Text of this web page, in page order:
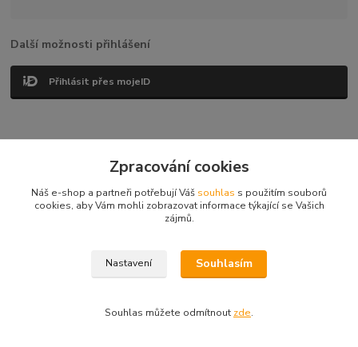
Další možnosti přihlášení
Přihlásit přes mojeID
Vytvořeno na Eshop-rychle.cz
Zpracování cookies
Náš e-shop a partneři potřebují Váš souhlas s použitím souborů
cookies, aby Vám mohli zobrazovat informace týkající se Vašich
zájmů.
Nastavení Souhlasím
Souhlas můžete odmítnout zde.